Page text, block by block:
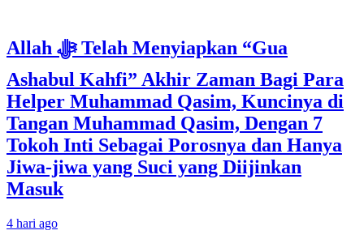
Allah ﷻ Telah Menyiapkan “Gua
Ashabul Kahfi” Akhir Zaman Bagi Para
Helper Muhammad Qasim, Kuncinya di
Tangan Muhammad Qasim, Dengan 7
Tokoh Inti Sebagai Porosnya dan Hanya
Jiwa-jiwa yang Suci yang Diijinkan
Masuk
4 hari ago